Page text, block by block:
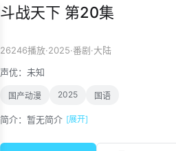
斗战天下 第20集
26246播放·2025·番剧·大陆
声优： 未知
国产动漫 2025 国语
简介： 暂无简介 [展开]